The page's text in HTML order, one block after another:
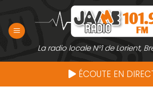
contenu
La radio locale N°1 de Lorient,
ÉCOUTE EN